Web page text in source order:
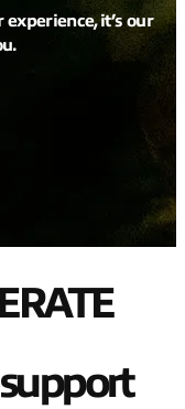
it’s our